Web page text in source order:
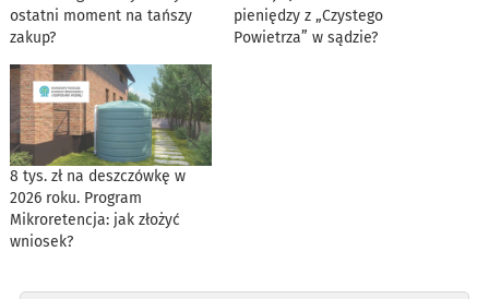
ostatni moment na tańszy
zakup?
pieniędzy z „Czystego
Powietrza” w sądzie?
8 tys. zł na deszczówkę w
2026 roku. Program
Mikroretencja: jak złożyć
wniosek?